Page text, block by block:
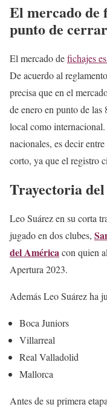
El mercado de
punto de cerrar
El mercado defichajes
De acuerdo al
precisa que en el
de enero en punto de
local como
nacionales, es decir
corto, ya que el registro
Trayectoria
Leo Suárez en su corta
jugado en dos clubes,
del Américacon quien
Apertura 2023.
Además Leo Suárez ha
Boca Juniors
Villarreal
Real Valladolid
Mallorca
Antes de su primera